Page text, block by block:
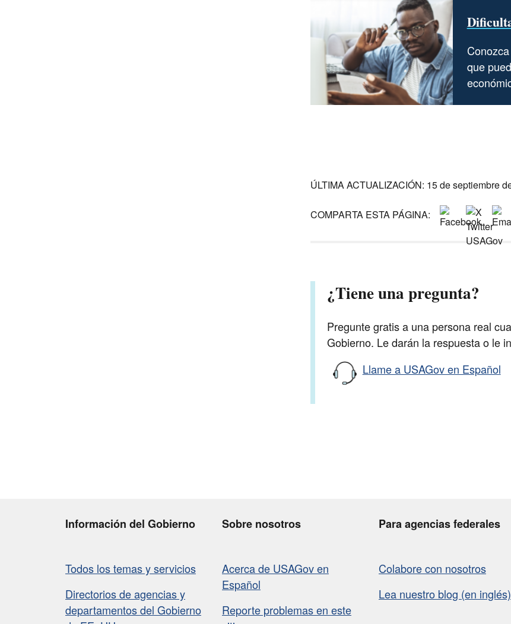
que
ÚLTIMA ACTUALIZACIÓN: 15 de septiembre
COMPARTA ESTA PÁGINA:
¿Tiene una pregunta?
Pregunte gratis a una persona real
Gobierno. Le darán la respuesta o le
Llame a USAGov en Español
Información del Gobierno
Todos los temas y servicios
Directorios de agencias y
departamentos del Gobierno
Sobre nosotros
Acerca de USAGov en
Español
Reporte problemas en este
Para agencias federales
Colabore con nosotros
Lea nuestro blog (en inglés)